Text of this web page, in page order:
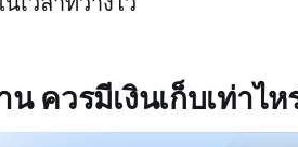
ควรมีเงินเก็บเท่าไห